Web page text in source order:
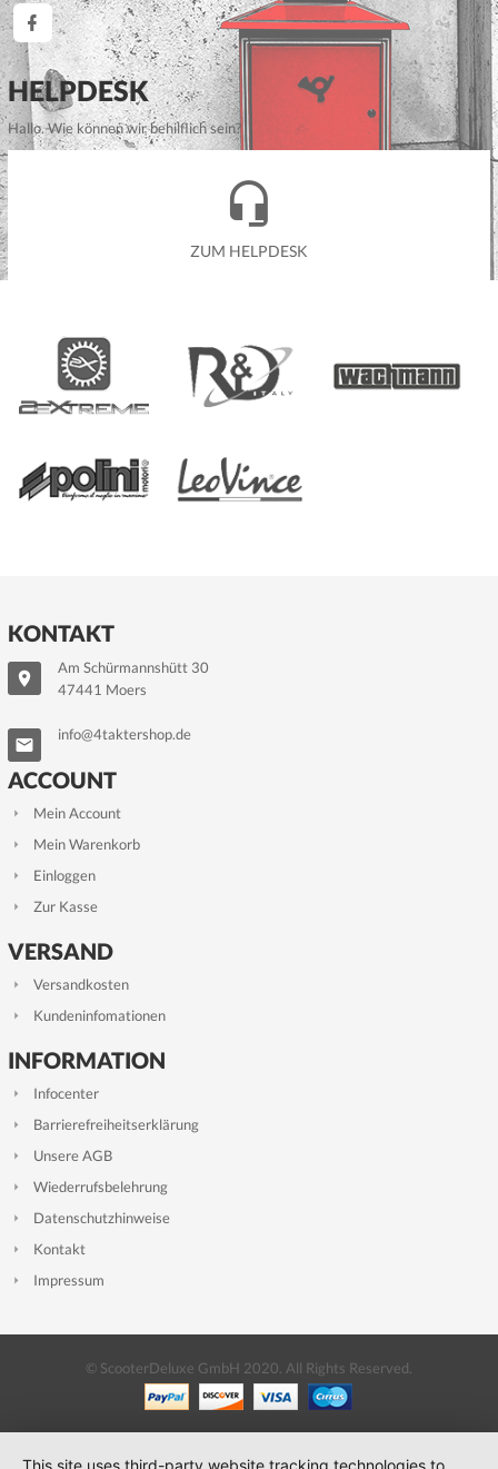
HELPDESK
Hallo. Wie können wir behilflich sein?
ZUM HELPDESK
KONTAKT
Am Schürmannshütt 30
47441 Moers
info@4taktershop.de
ACCOUNT
Mein Account
Mein Warenkorb
Einloggen
Zur Kasse
VERSAND
Versandkosten
Kundeninfomationen
INFORMATION
Infocenter
Barrierefreiheitserklärung
Unsere AGB
Wiederrufsbelehrung
Datenschutzhinweise
Kontakt
Impressum
© ScooterDeluxe GmbH 2020. All Rights Reserved.
This site uses third-party website tracking technologies to